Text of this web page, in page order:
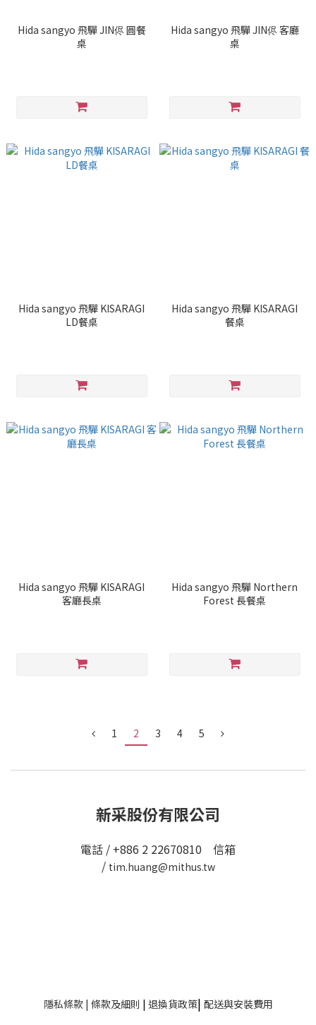
Hida sangyo 飛驒 JIN侭 圓餐
桌
Hida sangyo 飛驒 JIN侭 客廳
桌
Hida sangyo 飛驒 KISARAGI
LD餐桌
Hida sangyo 飛驒 KISARAGI
餐桌
Hida sangyo 飛驒 KISARAGI
客廳長桌
Hida sangyo 飛驒 Northern
Forest 長餐桌
1 2 3 4 5
新采股份有限公司
電話 / +886 2 22670810 信箱
/ tim.huang@mithus.tw
隱私條款| 條款及細則 | 退換貨政策| 配送與安裝費用